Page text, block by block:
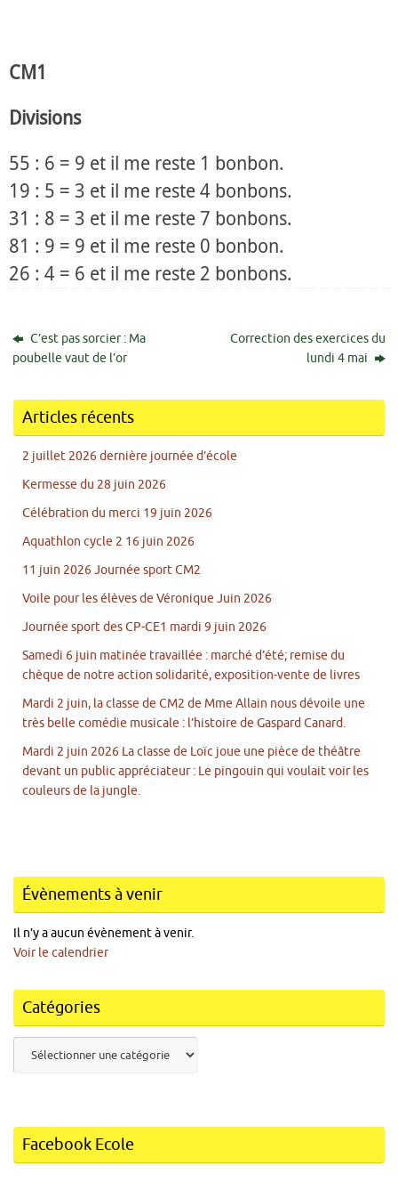
CM1
Divisions
55 : 6 = 9 et il me reste 1 bonbon.
19 : 5 = 3 et il me reste 4 bonbons.
31 : 8 = 3 et il me reste 7 bonbons.
81 : 9 = 9 et il me reste 0 bonbon.
26 : 4 = 6 et il me reste 2 bonbons.
C’est pas sorcier : Ma
poubelle vaut de l’or
Correction des exercices du
lundi 4 mai
Articles récents
2 juillet 2026 dernière journée d’école
Kermesse du 28 juin 2026
Célébration du merci 19 juin 2026
Aquathlon cycle 2 16 juin 2026
11 juin 2026 Journée sport CM2
Voile pour les élèves de Véronique Juin 2026
Journée sport des CP-CE1 mardi 9 juin 2026
Samedi 6 juin matinée travaillée : marché d’été; remise du
chèque de notre action solidarité, exposition-vente de livres
Mardi 2 juin, la classe de CM2 de Mme Allain nous dévoile une
très belle comédie musicale : l’histoire de Gaspard Canard.
Mardi 2 juin 2026 La classe de Loïc joue une pièce de théâtre
devant un public appréciateur : Le pingouin qui voulait voir les
couleurs de la jungle.
Évènements à venir
Il n’y a aucun évènement à venir.
Voir le calendrier
Catégories
Facebook Ecole